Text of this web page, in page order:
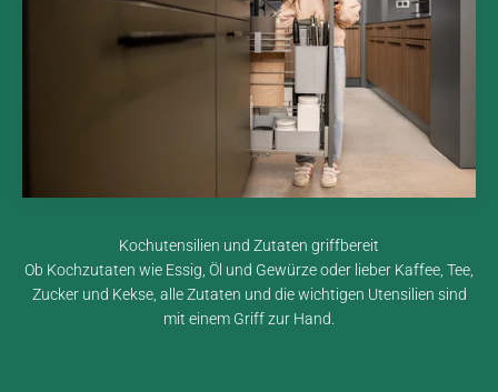
Kochutensilien und Zutaten griffbereit
Ob Kochzutaten wie Essig, Öl und Gewürze oder lieber Kaffee, Tee,
Zucker und Kekse, alle Zutaten und die wichtigen Utensilien sind
mit einem Griff zur Hand.